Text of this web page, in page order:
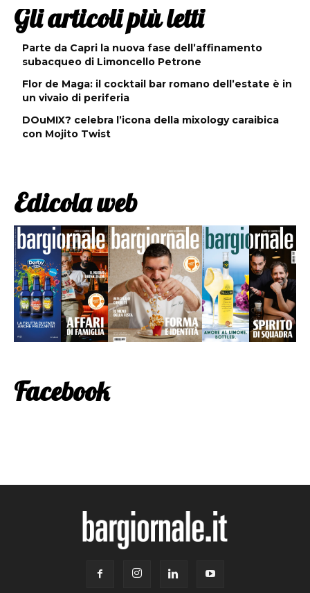
Gli articoli più letti
Parte da Capri la nuova fase dell’affinamento
subacqueo di Limoncello Petrone
Flor de Maga: il cocktail bar romano dell’estate è in
un vivaio di periferia
DOuMIX? celebra l’icona della mixology caraibica
con Mojito Twist
Edicola web
Facebook